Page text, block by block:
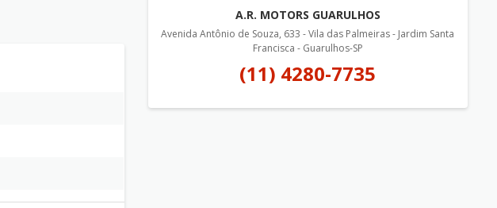
A.R. MOTORS GUARULHOS
Avenida Antônio de Souza, 633 - Vila das Palmeiras - Jardim Santa
Francisca - Guarulhos-SP
(11) 4280-7735